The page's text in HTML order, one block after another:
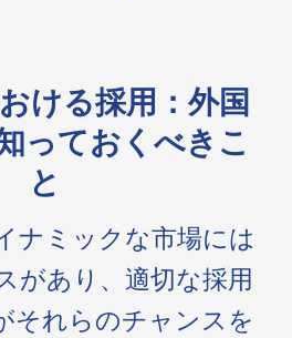
ける採用：外国
っておくべきこ
と
ナミックな市場には
があり、適切な採用
それらのチャンスを